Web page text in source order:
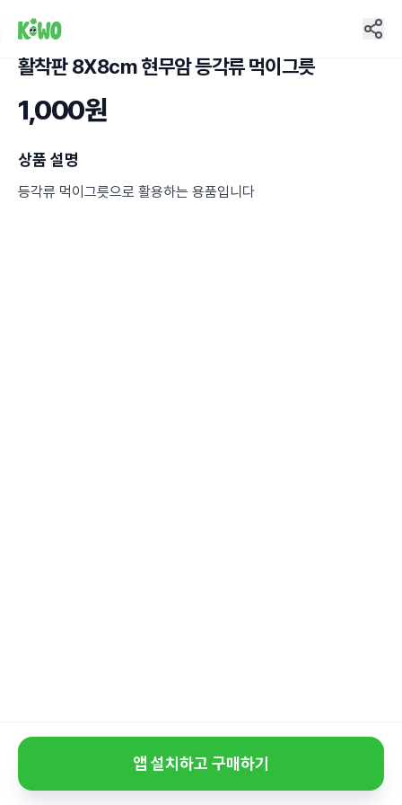
활착판 8X8cm 현무암 등각류 먹이그릇
1,000원
상품 설명
등각류 먹이그릇으로 활용하는 용품입니다
앱 설치하고 구매하기